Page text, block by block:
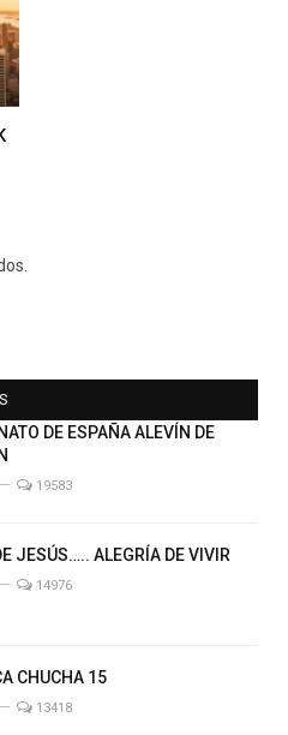
DE ESPAÑA ALEVÍN DE
19583
JESÚS….. ALEGRÍA DE VIVIR
14976
CHUCHA 15
13418